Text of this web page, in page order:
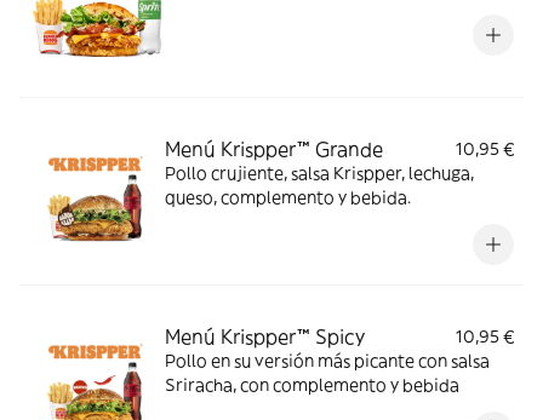
Menú Krispper™ Grande
10,95 €
Pollo crujiente, salsa Krispper, lechuga,
queso, complemento y bebida.
Menú Krispper™ Spicy
10,95 €
Pollo en su versión más picante con salsa
Sriracha, con complemento y bebida